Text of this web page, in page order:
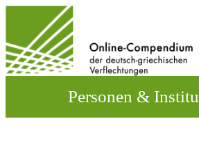
wechseln
Personen &